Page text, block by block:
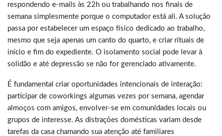
respondendo e-mails às 22h ou trabalhando nos finais de
semana simplesmente porque o computador está ali. A solução
passa por estabelecer um espaço físico dedicado ao trabalho,
mesmo que seja apenas um canto do quarto, e criar rituais de
início e fim do expediente. O isolamento social pode levar à
solidão e até depressão se não for gerenciado ativamente.
É fundamental criar oportunidades intencionais de interação:
participar de coworkings algumas vezes por semana, agendar
almoços com amigos, envolver-se em comunidades locais ou
grupos de interesse. As distrações domésticas variam desde
tarefas da casa chamando sua atenção até familiares